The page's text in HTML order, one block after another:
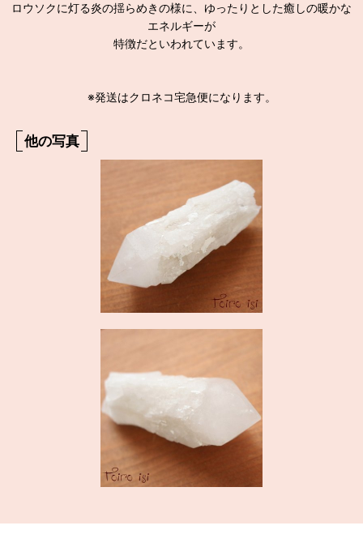
ロウソクに灯る炎の揺らめきの様に、ゆったりとした癒しの暖かな
エネルギーが
特徴だといわれています。
※発送はクロネコ宅急便になります。
他の写真